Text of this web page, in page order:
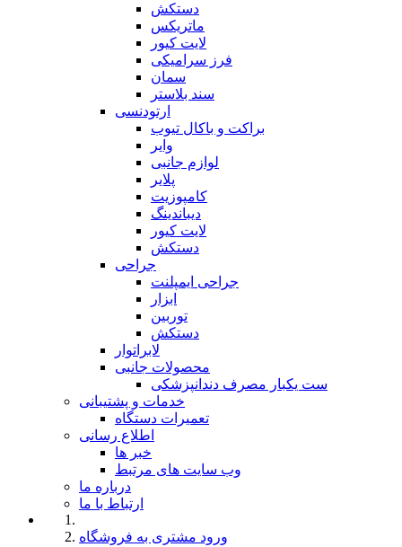
دستکش
ماتریکس
لایت کیور
فرز سرامیکی
سمان
سند بلاستر
ارتودنسی
براکت و باکال تیوب
وایر
لوازم جانبی
پلایر
کامپوزیت
دیباندینگ
لایت کیور
دستکش
جراحی
جراحی ایمپلنت
ابزار
توربین
دستکش
لابراتوار
محصولات جانبی
ست یکبار مصرف دندانپزشکی
خدمات و پشتیبانی
تعمیرات دستگاه
اطلاع رسانی
خبر ها
وب سایت های مرتبط
درباره ما
ارتباط با ما
ورود مشتری به فروشگاه